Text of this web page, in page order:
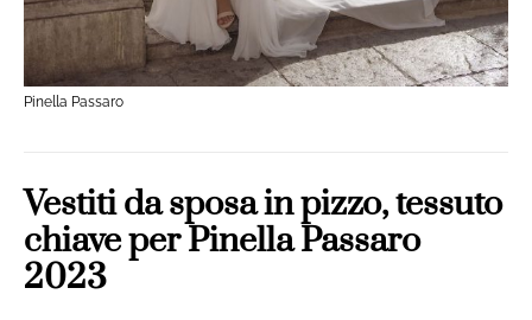
Pinella Passaro
Vestiti da sposa in pizzo, tessuto
chiave per Pinella Passaro
2023